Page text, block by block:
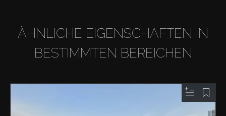
ÄHNLICHE EIGENSCHAFTEN IN
BESTIMMTEN BEREICHEN